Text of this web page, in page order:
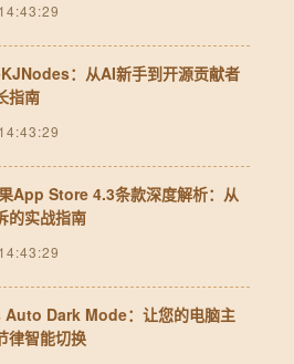
：从AI新手到开源贡献者
指南
App Store 4.3条款深度解析：从
的实战指南
Dark Mode：让您的电脑主
律智能切换